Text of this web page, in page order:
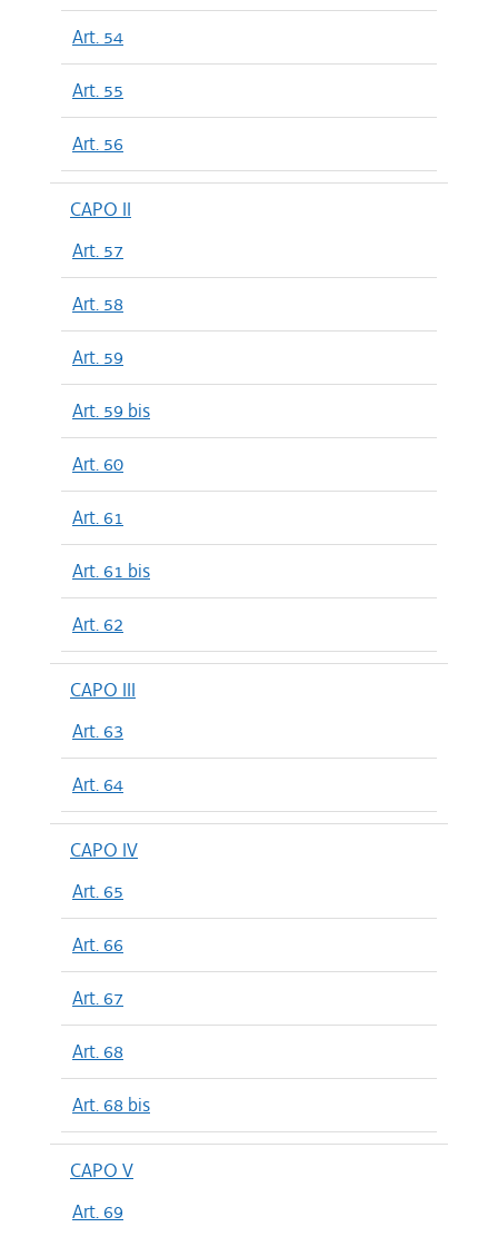
Art. 54
Art. 55
Art. 56
CAPO II
Art. 57
Art. 58
Art. 59
Art. 59 bis
Art. 60
Art. 61
Art. 61 bis
Art. 62
CAPO III
Art. 63
Art. 64
CAPO IV
Art. 65
Art. 66
Art. 67
Art. 68
Art. 68 bis
CAPO V
Art. 69